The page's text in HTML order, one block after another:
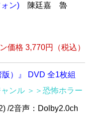
ン) 陳廷嘉 魯
価格 3,770円（税込）
）』 DVD 全1枚組
ャンル ＞＞恐怖ホラー
/2音声：Dolby2.0ch